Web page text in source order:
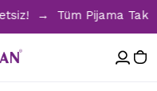
→ Tüm Pijama